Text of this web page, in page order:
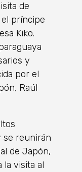
de
príncipe
Kiko.
y
por el
Raúl
se reunirán
de Japón,
la visita al